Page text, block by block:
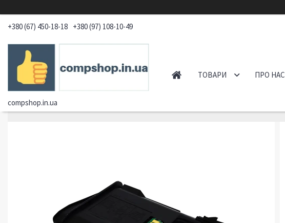
+380 (67) 450-18-18 +380 (97) 108-10-49
compshop.in.ua
ТОВАРИ ПРО НАС